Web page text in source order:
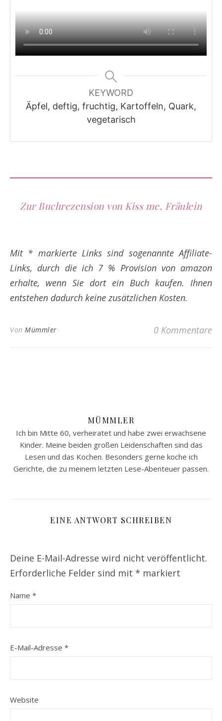
KEYWORD
Äpfel, deftig, fruchtig, Kartoffeln, Quark,
vegetarisch
Zur Buchrezension von Kiss me, Fräulein
Mit * markierte Links sind sogenannte Affiliate-
Links, durch die ich 7 % Provision von amazon
erhalte, wenn Sie dort ein Buch kaufen. Ihnen
entstehen dadurch keine zusätzlichen Kosten.
Von Mümmler 0 Kommentare
MÜMMLER
Ich bin Mitte 60, verheiratet und habe zwei erwachsene
Kinder. Meine beiden großen Leidenschaften sind das
Lesen und das Kochen. Besonders gerne koche ich
Gerichte, die zu meinem letzten Lese-Abenteuer passen.
EINE ANTWORT SCHREIBEN
Deine E-Mail-Adresse wird nicht veröffentlicht.
Erforderliche Felder sind mit * markiert
Name *
E-Mail-Adresse *
Website